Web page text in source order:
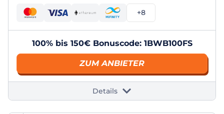
+8
100% bis 150€ Bonuscode: 1BWB100FS
ZUM ANBIETER
Details